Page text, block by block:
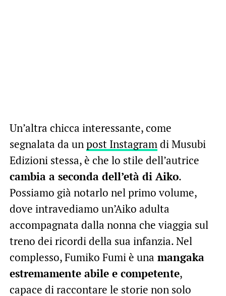
Un’altra chicca interessante, come
segnalata da un post Instagram di Musubi
Edizioni stessa, è che lo stile dell’autrice
cambia a seconda dell’età di Aiko.
Possiamo già notarlo nel primo volume,
dove intravediamo un’Aiko adulta
accompagnata dalla nonna che viaggia sul
treno dei ricordi della sua infanzia. Nel
complesso, Fumiko Fumi è una mangaka
estremamente abile e competente,
capace di raccontare le storie non solo